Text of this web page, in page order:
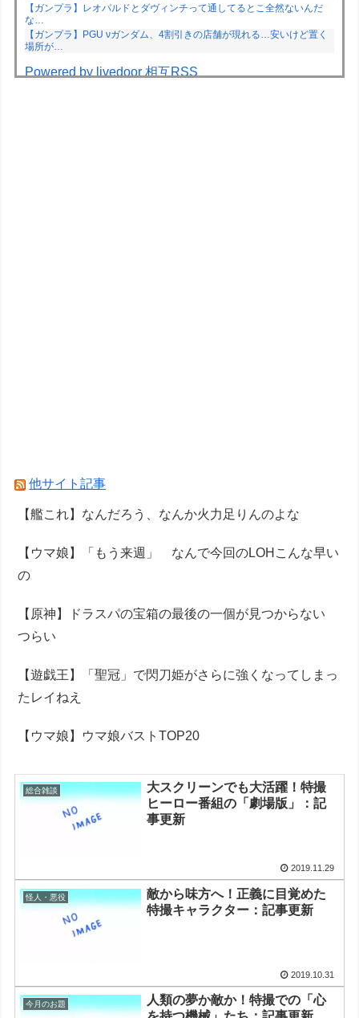
【ガンプラ】レオパルドとダヴィンチって通してるとこ全然ないんだ
な…
【ガンプラ】PGU νガンダム、4割引きの店舗が現れる…安いけど置く
場所が…
Powered by livedoor 相互RSS
他サイト記事
【艦これ】なんだろう、なんか火力足りんのよな
【ウマ娘】「もう来週」 なんで今回のLOHこんな早い
の
【原神】ドラスパの宝箱の最後の一個が見つからない
つらい
【遊戯王】「聖冠」で閃刀姫がさらに強くなってしまっ
たレイねえ
【ウマ娘】ウマ娘バストTOP20
総合雑談
大スクリーンでも大活躍！特撮
ヒーロー番組の「劇場版」：記
事更新
2019.11.29
怪人・悪役
敵から味方へ！正義に目覚めた
特撮キャラクター：記事更新
2019.10.31
今月のお題
人類の夢か敵か！特撮での「心